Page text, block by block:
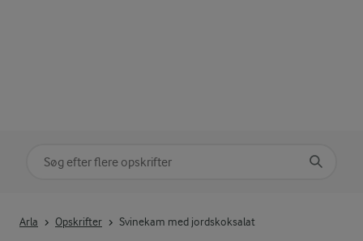
Arla Opskrifter Svinekam med jordskoksalat
Søg på kategori